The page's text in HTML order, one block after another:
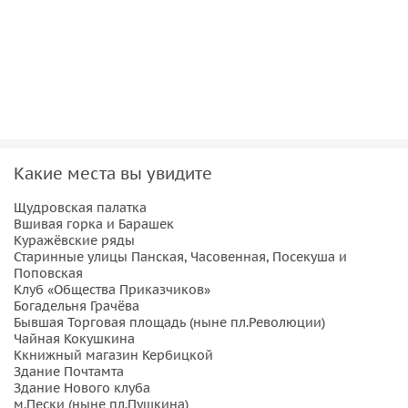
• о его феноменальном экономическом взлёте в XIX веке;
• о том, как из маленького безуездного города Иваново
стало крупнейшим фабричным центром Российской
империи и одним из богатейших её городов.
• откроем секрет, благодаря чему это произошло, и какие
метаморфозы претерпел город после революции.
• пройдясь по центральным улицам города, мы
восстановим по крупицам его прежний облик, а также
увидим особенности Иванова нынешнего.
Какие места вы увидите
Щудровская палатка
Вшивая горка и Барашек
Куражёвские ряды
Старинные улицы Панская, Часовенная, Посекуша и
Поповская
Клуб «Общества Приказчиков»
Богадельня Грачёва
Бывшая Торговая площадь (ныне пл.Революции)
Чайная Кокушкина
Ккнижный магазин Кербицкой
Здание Почтамта
Здание Нового клуба
м.Пески (ныне пл.Пушкина)